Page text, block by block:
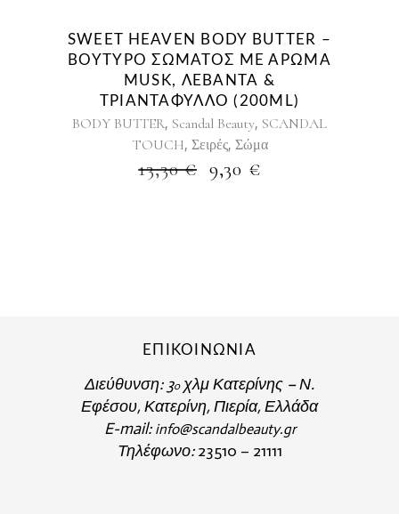
SWEET HEAVEN BODY BUTTER –
ΒΟΎΤΥΡΟ ΣΏΜΑΤΟΣ ΜΕ ΆΡΩΜΑ
MUSK, ΛΕΒΆΝΤΑ &
ΤΡΙΑΝΤΆΦΥΛΛΟ (200ML)
BODY BUTTER, Scandal Beauty, SCANDAL
TOUCH, Σειρές, Σώμα
13,30€ ORIGINAL
PRICE
9,30 €Η
ΕΠΙΚΟΙΝΩΝΙΑ
Διεύθυνση: 3oχλμ Κατερίνης – Ν.
Εφέσου, Κατερίνη, Πιερία, Ελλάδα
E-mail: info@scandalbeauty.gr
Τηλέφωνο:23510 – 21111